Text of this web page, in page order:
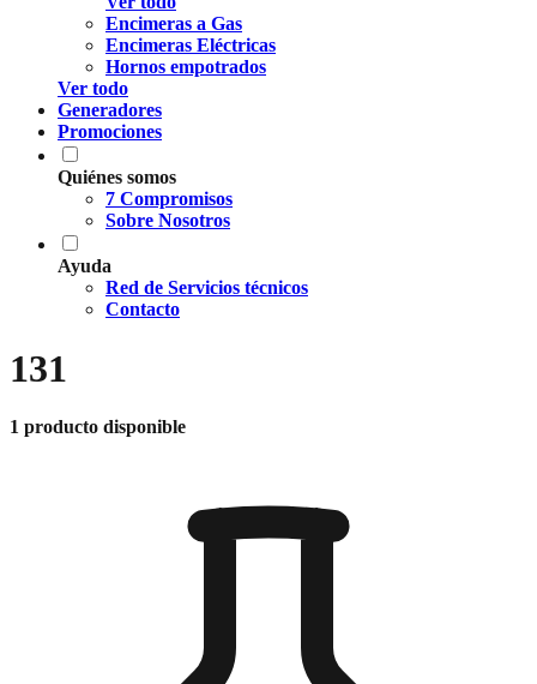
Encimeras a Gas
Encimeras Eléctricas
Hornos empotrados
Ver todo
Generadores
Promociones
Quiénes somos
7 Compromisos
Sobre Nosotros
Ayuda
Red de Servicios técnicos
Contacto
131
1 producto disponible